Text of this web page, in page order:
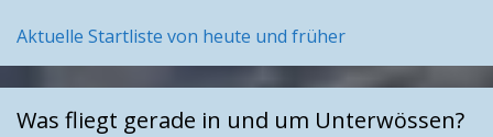
Aktuelle Startliste von heute und früher
Was fliegt gerade in und um Unterwössen?